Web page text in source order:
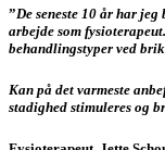
”De seneste 10 år har
arbejde som
behandlingstyper ved
Kan på det varmeste
stadighed stimuleres og